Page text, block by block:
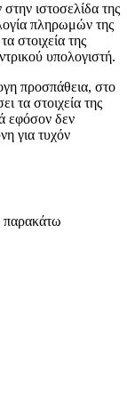
ιστοσελίδα της
πληρωμών της
στοιχεία της
υπολογιστή.
προσπάθεια, στο
τα στοιχεία της
εφόσον δεν
για τυχόν
παρακάτω